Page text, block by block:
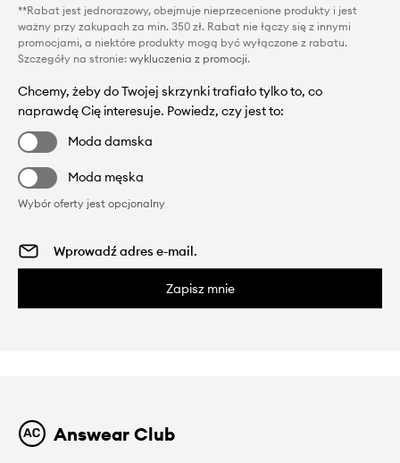
**Rabat jest jednorazowy, obejmuje nieprzecenione produkty i jest
ważny przy zakupach za min. 350 zł. Rabat nie łączy się z innymi
promocjami, a niektóre produkty mogą być wyłączone z rabatu.
Szczegóły na stronie: wykluczenia z promocji.
Chcemy, żeby do Twojej skrzynki trafiało tylko to, co
naprawdę Cię interesuje. Powiedz, czy jest to:
Moda damska
Moda męska
Wybór oferty jest opcjonalny
Zapisz mnie
Answear Club